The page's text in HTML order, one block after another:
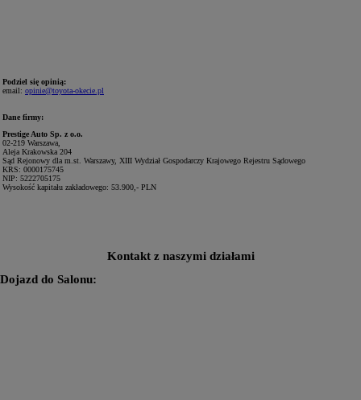
Podziel się opinią:
email: opinie@toyota-okecie.pl
Dane firmy:
Prestige Auto Sp. z o.o.
02-219 Warszawa,
Aleja Krakowska 204
Sąd Rejonowy dla m.st. Warszawy, XIII Wydział Gospodarczy Krajowego Rejestru Sądowego
KRS: 0000175745
NIP: 5222705175
Wysokość kapitału zakładowego: 53.900,- PLN
Kontakt z naszymi działami
Dojazd do Salonu: